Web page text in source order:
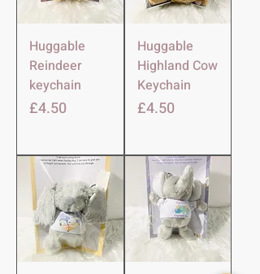
Huggable
Reindeer
keychain
価格
£4.50
Huggable
Highland Cow
Keychain
価格
£4.50